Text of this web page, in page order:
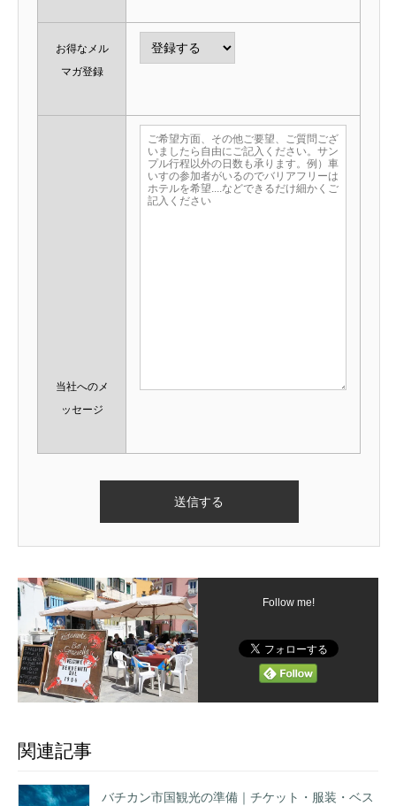
お得なメル
マガ登録
当社へのメ
ッセージ
Follow me!
関連記事
バチカン市国観光の準備｜チケット・服装・ベス